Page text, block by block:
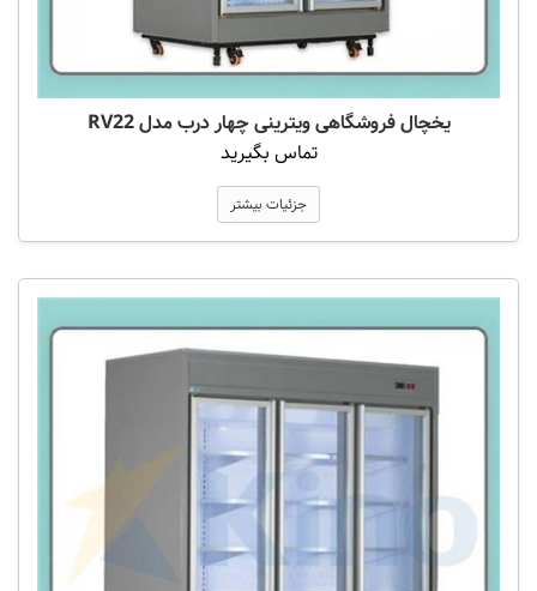
یخچال فروشگاهی ویترینی چهار درب مدل RV22
تماس بگیرید
جزئیات بیشتر